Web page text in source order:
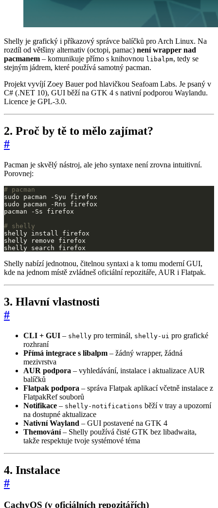
Shelly je grafický i příkazový správce balíčků pro Arch Linux. Na
rozdíl od většiny alternativ (octopi, pamac) není wrapper nad
pacmanem – komunikuje přímo s knihovnou libalpm, tedy se
stejným jádrem, které používá samotný pacman.
Projekt vyvíjí Zoey Bauer pod hlavičkou Seafoam Labs. Je psaný v
C# (.NET 10), GUI běží na GTK 4 s nativní podporou Waylandu.
Licence je GPL-3.0.
2. Proč by tě to mělo zajímat?
#
Pacman je skvělý nástroj, ale jeho syntaxe není zrovna intuitivní.
Porovnej:
# pacman
# shelly
shelly search firefox
Shelly nabízí jednotnou, čitelnou syntaxi a k tomu moderní GUI,
kde na jednom místě zvládneš oficiální repozitáře, AUR i Flatpak.
3. Hlavní vlastnosti
#
CLI + GUI – shelly pro terminál, shelly-ui pro grafické
rozhraní
Přímá integrace s libalpm – žádný wrapper, žádná
mezivrstva
AUR podpora – vyhledávání, instalace i aktualizace AUR
balíčků
Flatpak podpora – správa Flatpak aplikací včetně instalace z
FlatpakRef souborů
Notifikace – shelly-notifications běží v tray a upozorní
na dostupné aktualizace
Nativní Wayland – GUI postavené na GTK 4
Themování– Shelly používá čisté GTK bez libadwaita,
takže respektuje tvoje systémové téma
4. Instalace
#
CachyOS (v oficiálních repozitářích)